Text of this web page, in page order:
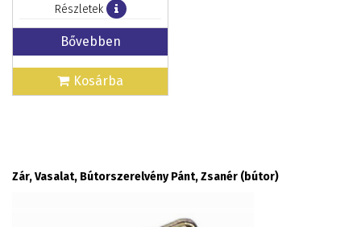
Részletek
Bővebben
Kosárba
Zár, Vasalat, Bútorszerelvény Pánt, Zsanér (bútor)